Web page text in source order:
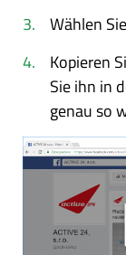
Wählen
Kopieren
Sie ihn in
genau so